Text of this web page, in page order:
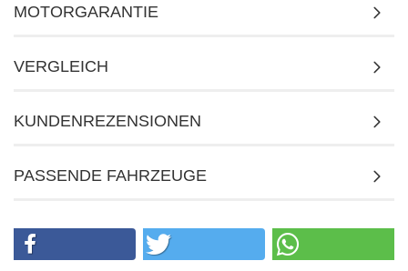
MOTORGARANTIE
VERGLEICH
KUNDENREZENSIONEN
PASSENDE FAHRZEUGE